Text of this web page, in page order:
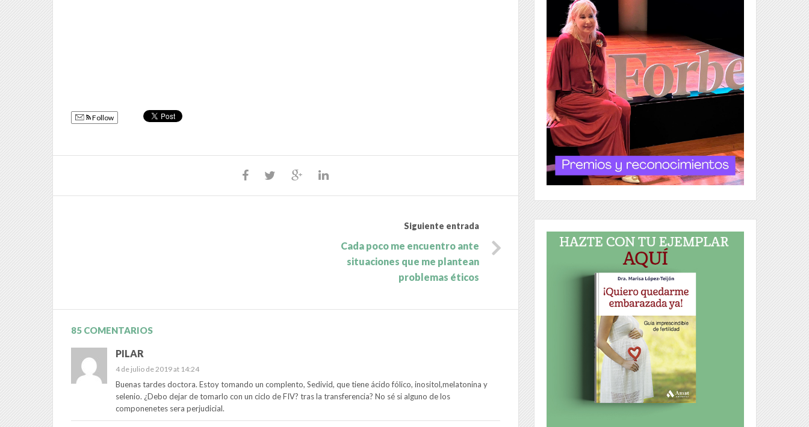
Follow
Siguiente entrada
Cada poco me encuentro ante
situaciones que me plantean
problemas éticos
85 COMENTARIOS
PILAR
4 de julio de 2019 at 14:24
Buenas tardes doctora. Estoy tomando un complento, Sedivid, que tiene ácido fólico, inositol,melatonina y
selenio. ¿Debo dejar de tomarlo con un ciclo de FIV? tras la transferencia? No sé si alguno de los
componenetes sera perjudicial.